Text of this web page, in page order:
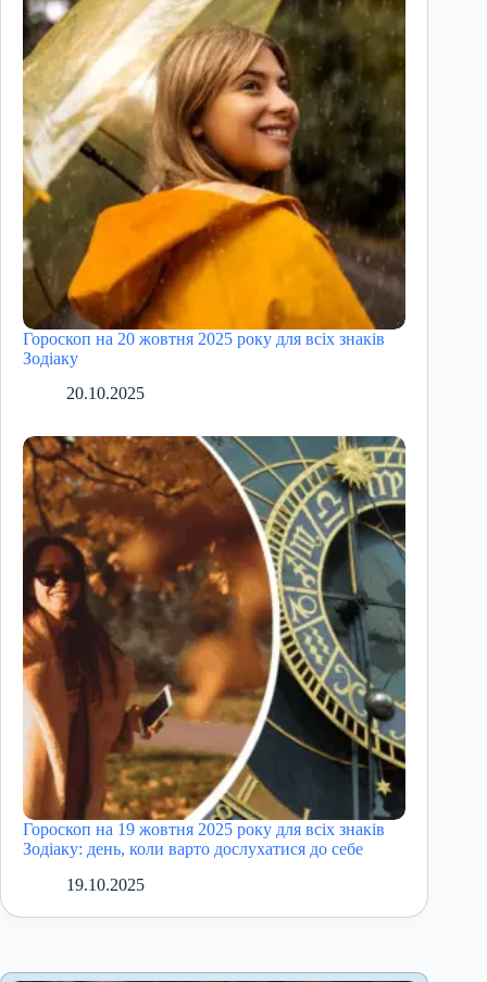
Гороскоп на 20 жовтня 2025 року для всіх знаків
Зодіаку
20.10.2025
Гороскоп на 19 жовтня 2025 року для всіх знаків
Зодіаку: день, коли варто дослухатися до себе
19.10.2025